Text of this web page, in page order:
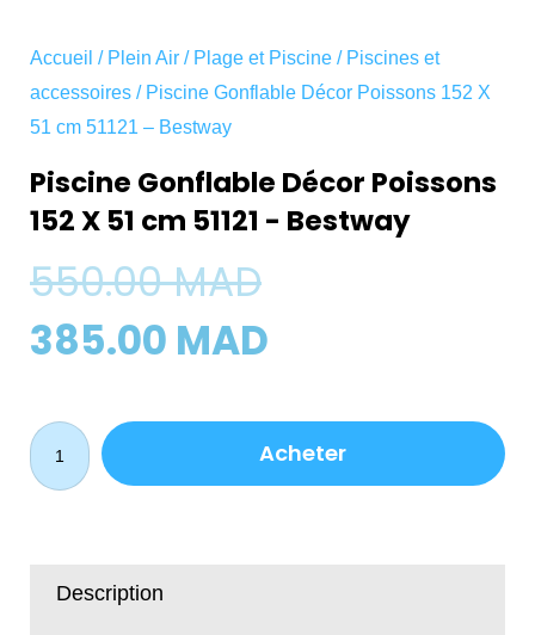
Accueil / Plein Air / Plage et Piscine / Piscines et
accessoires / Piscine Gonflable Décor Poissons 152 X
51 cm 51121 – Bestway
Piscine Gonflable Décor Poissons
152 X 51 cm 51121 - Bestway
550.00MADLe
prix
était :
385.00 MAD
est :
quantité
de
Piscine
Poissons
Acheter
Description